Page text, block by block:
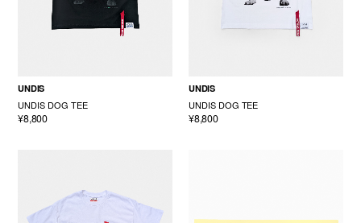
UNDIS
UNDIS DOG TEE
¥8,800
UNDIS
UNDIS DOG TEE
¥8,800